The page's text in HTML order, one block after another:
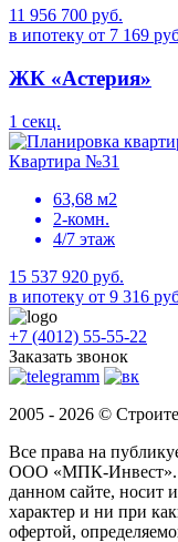
11 956 700 руб.
в ипотеку от 7 169
ЖК «Астерия»
1 секц.
Квартира №31
63,68 м2
2-комн.
4/7 этаж
15 537 920 руб.
в ипотеку от 9 316
+7 (4012) 55-55-22
Заказать звонок
2005 - 2026 ©
Все права на
ООО «МПК-Инвест».
данном сайте, носит
характер и ни при
офертой,